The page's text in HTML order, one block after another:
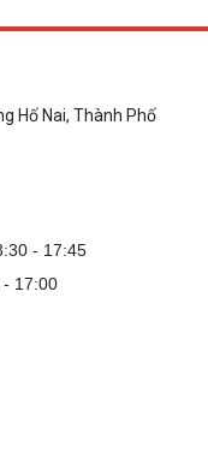
Hố Nai, Thành Phố
- 17:45
17:00